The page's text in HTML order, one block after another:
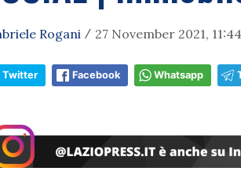
Rogani / 27 November 2021, 11:44
Twitter Facebook Whatsapp